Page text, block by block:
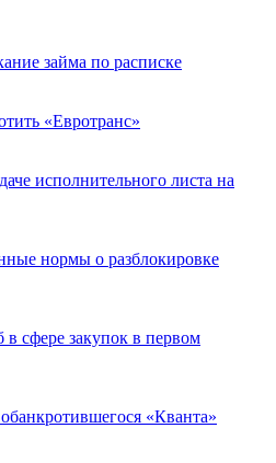
займа по расписке
«Евротранс»
исполнительного листа на
нормы о разблокировке
сфере закупок в первом
«Кванта»